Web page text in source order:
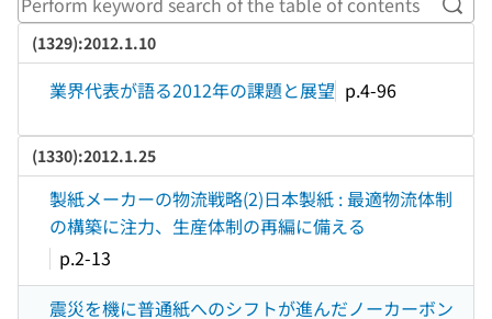
(1329):2012.1.10
業界代表が語る2012年の課題と展望 p.4-96
(1330):2012.1.25
製紙メーカーの物流戦略(2)日本製紙 : 最適物流体制
の構築に注力、生産体制の再編に備える
p.2-13
震災を機に普通紙へのシフトが進んだノーカーボン